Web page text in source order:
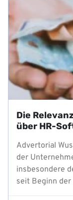
Die
über HR-
Advertorial
der
insbesondere
seit Beginn